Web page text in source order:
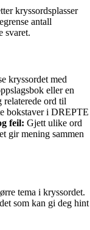
kryssordsplasser
antall
svaret.
kryssordet med
eller en
ord til
bokstaver i DREPTE
feil: Gjett ulike ord
gir mening sammen
tema i kryssordet.
som kan gi deg hint